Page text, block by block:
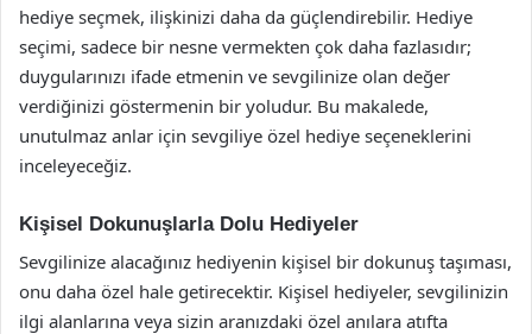
hediye seçmek, ilişkinizi daha da güçlendirebilir. Hediye
seçimi, sadece bir nesne vermekten çok daha fazlasıdır;
duygularınızı ifade etmenin ve sevgilinize olan değer
verdiğinizi göstermenin bir yoludur. Bu makalede,
unutulmaz anlar için sevgiliye özel hediye seçeneklerini
inceleyeceğiz.
Kişisel Dokunuşlarla Dolu Hediyeler
Sevgilinize alacağınız hediyenin kişisel bir dokunuş taşıması,
onu daha özel hale getirecektir. Kişisel hediyeler, sevgilinizin
ilgi alanlarına veya sizin aranızdaki özel anılara atıfta